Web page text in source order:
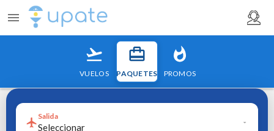
VUELOS PAQUETES PROMOS
Salida
Seleccionar